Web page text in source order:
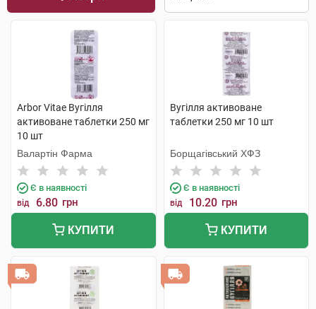
Arbor Vitae Вугілля
активоване таблетки 250 мг
10 шт
Валартін Фарма
Є в наявності
від 6.80 грн
КУПИТИ
Вугілля активоване
таблетки 250 мг 10 шт
Борщагівський ХФЗ
Є в наявності
від 10.20 грн
КУПИТИ